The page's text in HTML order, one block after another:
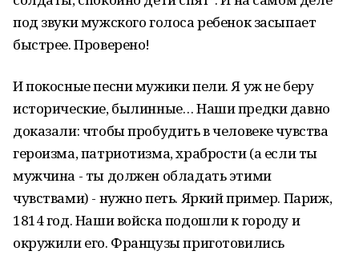
под звуки мужского голоса ребенок засыпает
быстрее. Проверено!
И покосные песни мужики пели. Я уж не беру
исторические, былинные… Наши предки давно
доказали: чтобы пробудить в человеке чувства
героизма, патриотизма, храбрости (а если ты
мужчина - ты должен обладать этими
чувствами) - нужно петь. Яркий пример. Париж,
1814 год. Наши войска подошли к городу и
окружили его. Французы приготовились